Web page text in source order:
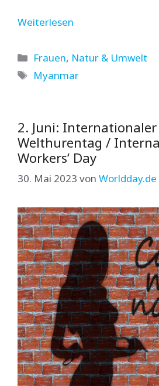
Weiterlesen
Kategorien
Frauen, Natur & Umwelt
Schlagwörter
Myanmar
2. Juni:
Welthurentag /
Workers‘ Day
30. Mai 2023 von Worldday.de